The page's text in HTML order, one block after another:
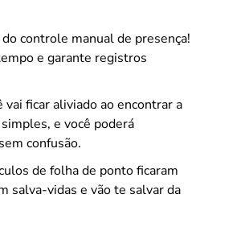
controle manual de presença!
e garante registros
ficar aliviado ao encontrar a
e você poderá
confusão.
de folha de ponto ficaram
salva-vidas e vão te salvar da